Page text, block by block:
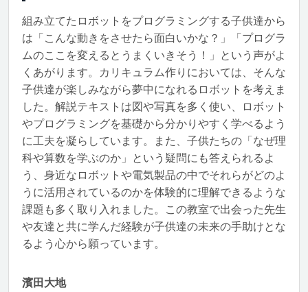
組み立てたロボットをプログラミングする子供達から
は「こんな動きをさせたら面白いかな？」「プログラ
ムのここを変えるとうまくいきそう！」という声がよ
くあがります。カリキュラム作りにおいては、そんな
子供達が楽しみながら夢中になれるロボットを考えま
した。解説テキストは図や写真を多く使い、ロボット
やプログラミングを基礎から分かりやすく学べるよう
に工夫を凝らしています。また、子供たちの「なぜ理
科や算数を学ぶのか」という疑問にも答えられるよ
う、身近なロボットや電気製品の中でそれらがどのよ
うに活用されているのかを体験的に理解できるような
課題も多く取り入れました。この教室で出会った先生
や友達と共に学んだ経験が子供達の未来の手助けとな
るよう心から願っています。
濱田大地